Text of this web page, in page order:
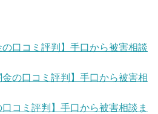
口コミ評判】手口から被害相談
の口コミ評判】手口から被害相
コミ評判】手口から被害相談ま